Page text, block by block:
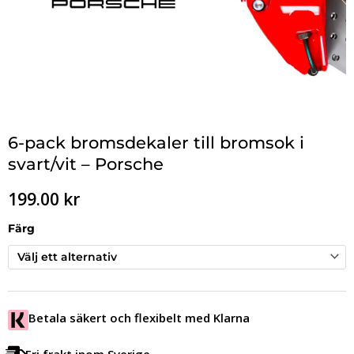
6-pack bromsdekaler till bromsok i
svart/vit – Porsche
199.00 kr
Färg
Betala säkert och flexibelt med Klarna